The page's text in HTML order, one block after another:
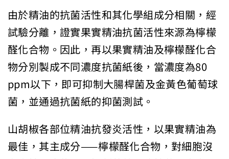
由於精油的抗菌活性和其化學組成分相關，經
試驗分離，證實果實精油抗菌活性來源為檸檬
醛化合物。因此，再以果實精油及檸檬醛化合
物分別製成不同濃度抗菌紙後，當濃度為80
ppm以下，即可抑制大腸桿菌及金黃色葡萄球
菌，並通過抗菌紙的抑菌測試。
山胡椒各部位精油抗發炎活性，以果實精油為
最佳，其主成分——檸檬醛化合物，對細胞沒